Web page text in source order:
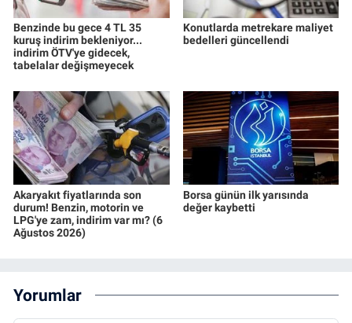
Benzinde bu gece 4 TL 35
kuruş indirim bekleniyor...
indirim ÖTV'ye gidecek,
tabelalar değişmeyecek
Konutlarda metrekare maliyet
bedelleri güncellendi
Akaryakıt fiyatlarında son
durum! Benzin, motorin ve
LPG'ye zam, indirim var mı? (6
Ağustos 2026)
Borsa günün ilk yarısında
değer kaybetti
Yorumlar